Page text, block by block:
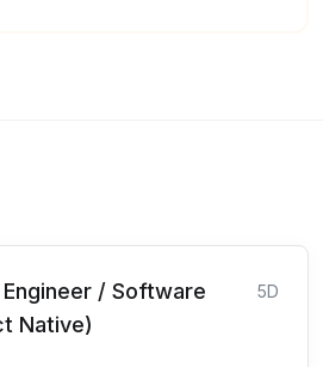
/ Software
Native)
5D